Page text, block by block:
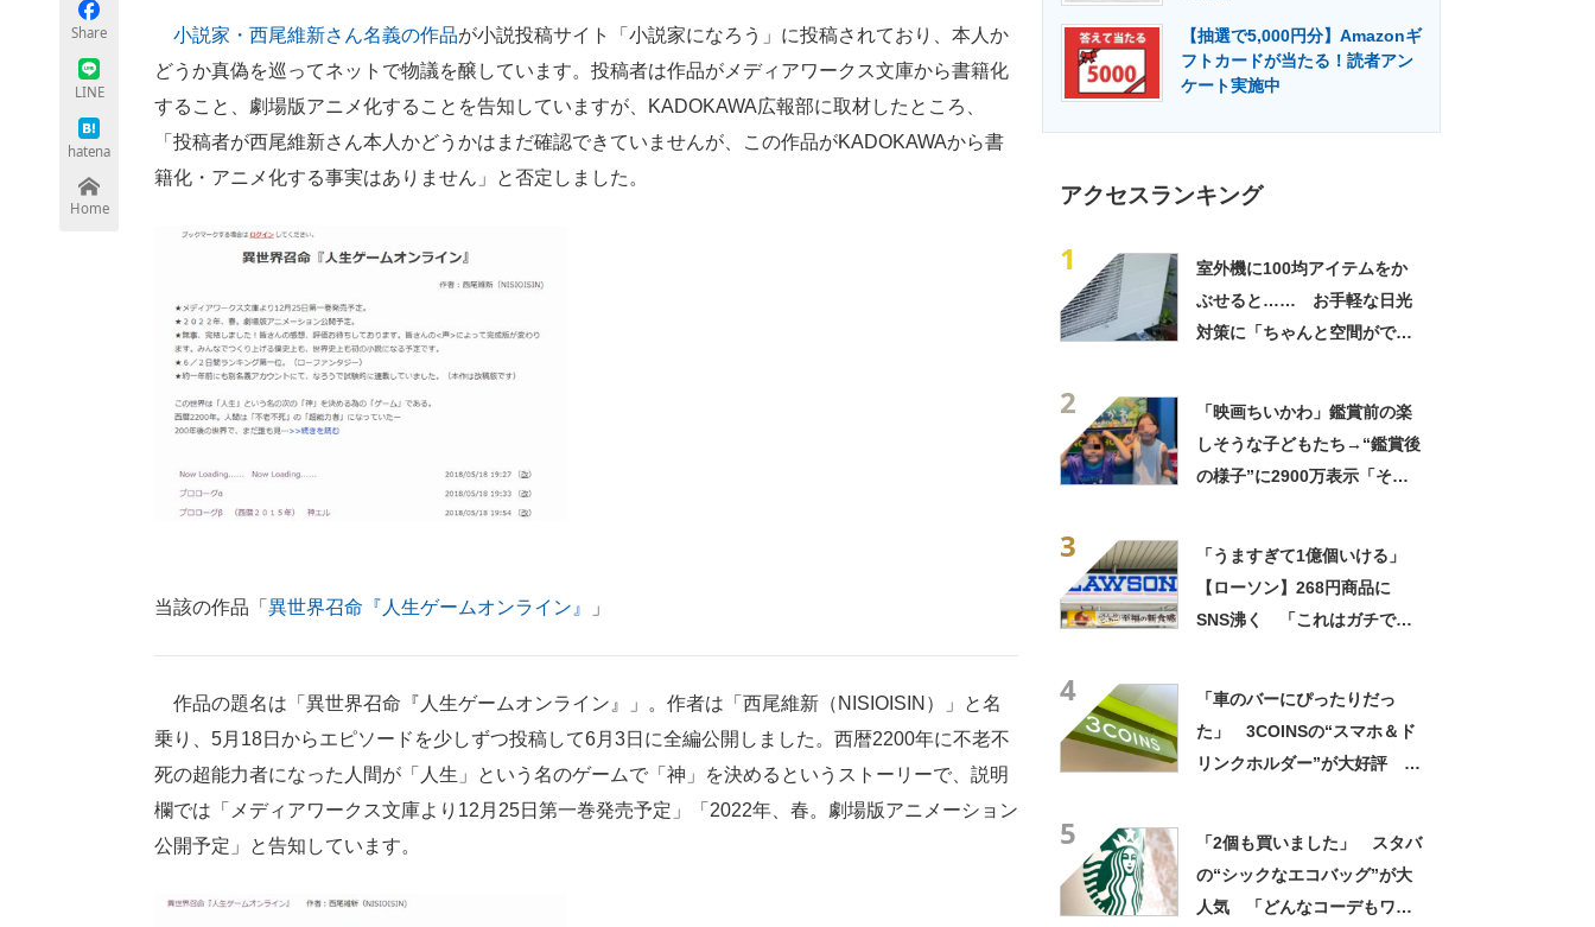
Share
LINE
hatena
Home
小説家・西尾維新さん名義の作品が小説投稿サイト「小説家になろう」に投稿されており、本人か
どうか真偽を巡ってネットで物議を醸しています。投稿者は作品がメディアワークス文庫から書籍化
すること、劇場版アニメ化することを告知していますが、KADOKAWA広報部に取材したところ、
「投稿者が西尾維新さん本人かどうかはまだ確認できていませんが、この作品がKADOKAWAから書
籍化・アニメ化する事実はありません」と否定しました。
当該の作品「 異世界召命『人生ゲームオンライン』 」
作品の題名は「異世界召命『人生ゲームオンライン』」。作者は「西尾維新（NISIOISIN）」と名
乗り、5月18日からエピソードを少しずつ投稿して6月3日に全編公開しました。西暦2200年に不老不
死の超能力者になった人間が「人生」という名のゲームで「神」を決めるというストーリーで、説明
欄では「メディアワークス文庫より12月25日第一巻発売予定」「2022年、春。劇場版アニメーション
公開予定」と告知しています。
【抽選で5,000円分】Amazonギ
フトカードが当たる！読者アン
ケート実施中
アクセスランキング
1
室外機に100均アイテムをか
ぶせると…… お手軽な日光
対策に「ちゃんと空間ができ
2
「映画ちいかわ」鑑賞前の楽
しそうな子どもたち→“鑑賞後
の様子”に2900万表示「そう
3
「うますぎて1億個いける」
【ローソン】268円商品に
SNS沸く 「これはガチで美
4
「車のバーにぴったりだっ
た」 3COINSの“スマホ＆ド
リンクホルダー”が大好評
5
「2個も買いました」 スタバ
の“シックなエコバッグ”が大
人気 「どんなコーデもワン